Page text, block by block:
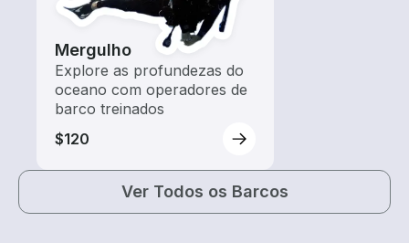
Mergulho
Explore as profundezas do
oceano com operadores de
barco treinados
$120
Ver Todos os Barcos